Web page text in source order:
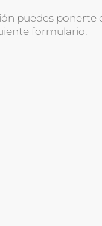
puedes ponerte
formulario.